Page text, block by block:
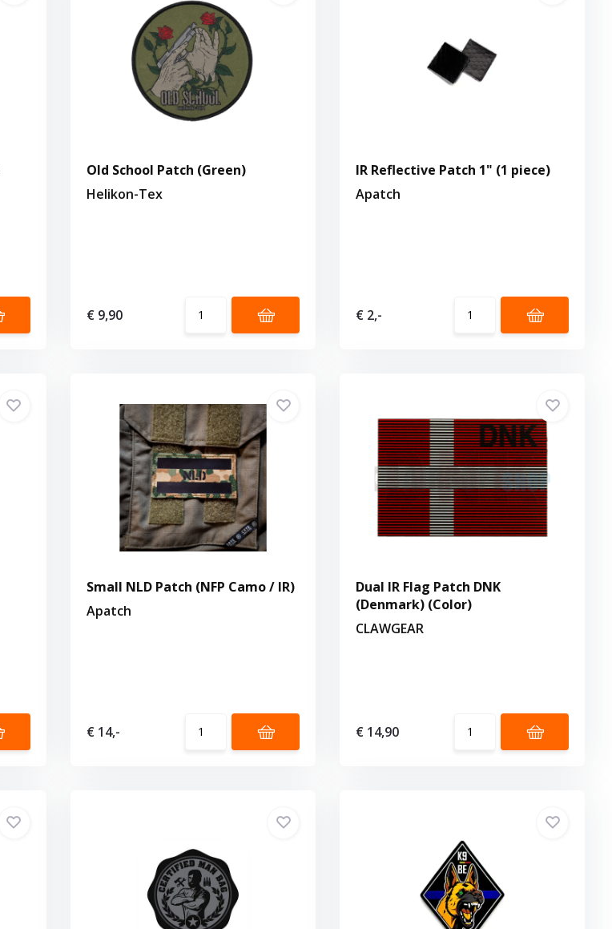
Old School Patch (Green)
Helikon-Tex
€ 9,90
IR Reflective Patch 1" (1 piece)
Apatch
€ 2,-
Small NLD Patch (NFP Camo / IR)
Apatch
€ 14,-
Dual IR Flag Patch DNK
(Denmark) (Color)
CLAWGEAR
€ 14,90